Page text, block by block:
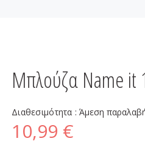
Μπλούζα Name it
Διαθεσιμότητα :Άμεση
10,99 €